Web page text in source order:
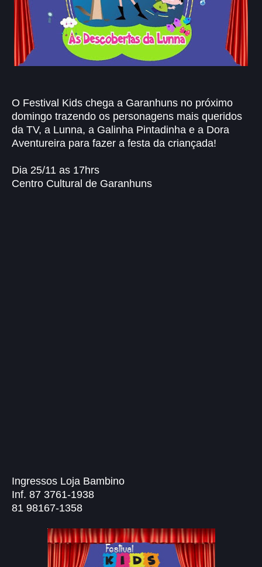
O Festival Kids chega a Garanhuns no próximo
domingo trazendo os personagens mais queridos
da TV, a Lunna, a Galinha Pintadinha e a Dora
Aventureira para fazer a festa da criançada!
Dia 25/11 as 17hrs
Centro Cultural de Garanhuns
Ingressos Loja Bambino
Inf. 87 3761-1938
81 98167-1358